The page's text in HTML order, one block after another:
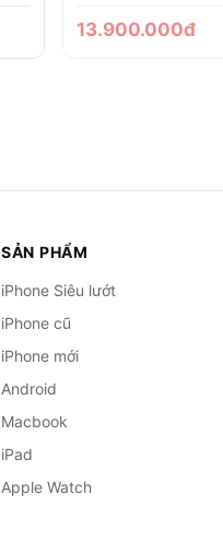
13.900.000đ
SẢN PHẨM
iPhone Siêu lướt
iPhone cũ
iPhone mới
Android
Macbook
iPad
Apple Watch